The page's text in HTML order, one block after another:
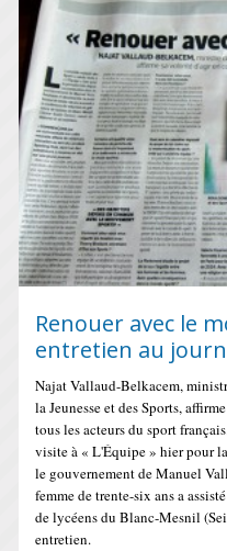
Renouer avec le
entretien au
Najat Vallaud-Belkacem,
la Jeunesse et des Sports,
tous les acteurs du sport
visite à « L'Équipe » hier pour
le gouvernement de Manuel
femme de trente-six ans a
de lycéens du Blanc-Mesnil
entretien.